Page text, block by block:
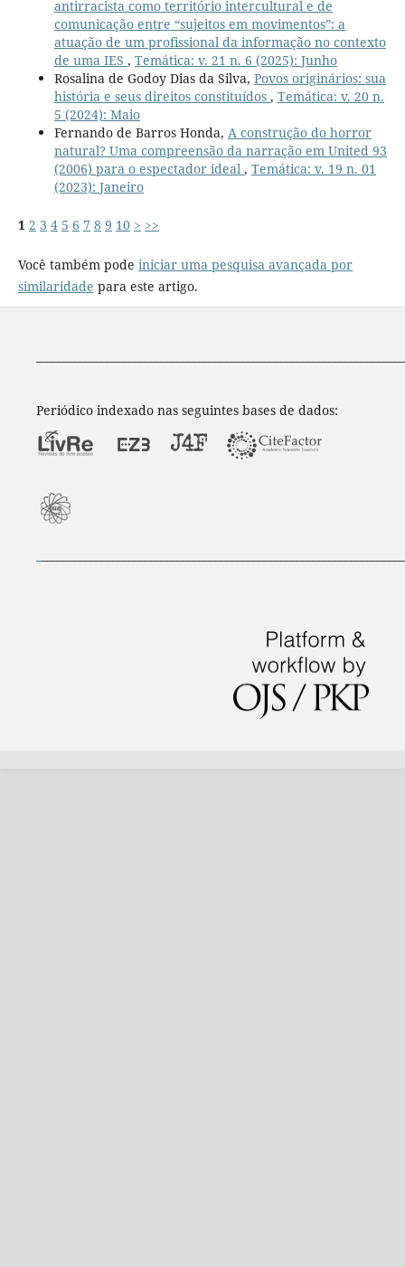
antirracista como território intercultural e de
comunicação entre “sujeitos em movimentos”: a
atuação de um profissional da informação no contexto
de uma IES , Temática: v. 21 n. 6 (2025): Junho
Rosalina de Godoy Dias da Silva, Povos originários: sua
história e seus direitos constituídos , Temática: v. 20 n.
5 (2024): Maio
Fernando de Barros Honda, A construção do horror
natural? Uma compreensão da narração em United 93
(2006) para o espectador ideal , Temática: v. 19 n. 01
(2023): Janeiro
1 2 3 4 5 6 7 8 9 10 > >>
Você também pode iniciar uma pesquisa avançada por
similaridade para este artigo.
Periódico indexado nas seguintes bases de dados: